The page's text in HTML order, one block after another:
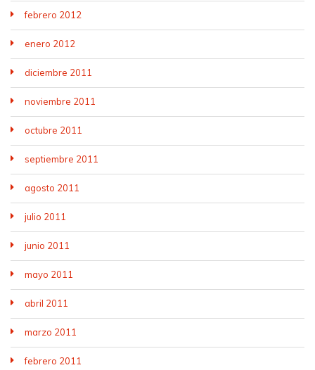
febrero 2012
enero 2012
diciembre 2011
noviembre 2011
octubre 2011
septiembre 2011
agosto 2011
julio 2011
junio 2011
mayo 2011
abril 2011
marzo 2011
febrero 2011